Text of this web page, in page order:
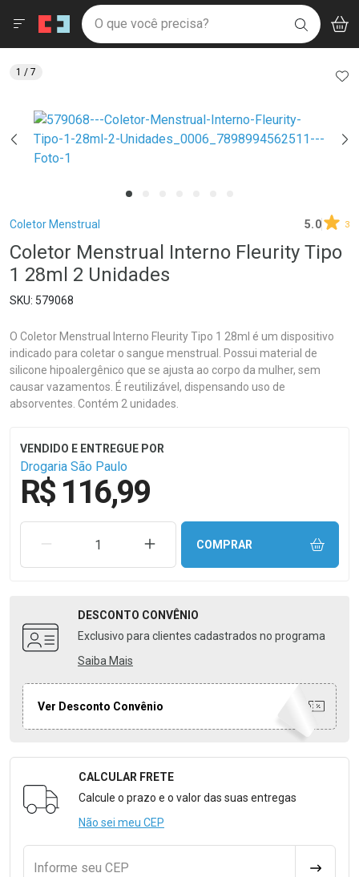
Drogaria São Paulo
Ir direto para a home
pela página
Ir direto para o conteúdo
Ir direto para a busca
Ir direto para a conta
Ir direto para a notificações
Ir direto para o carrinho
Ir direto para o menu
Faça a sua busca
O que você precisa? BUSCAR
Menu
Breadcrumb
Coletor Menstrual 5.0 3
Coletor Menstrual Interno Fleurity Tipo
1 28ml 2 Unidades
579068
O Coletor Menstrual Interno Fleurity Tipo 1 28ml é um dispositivo
indicado para coletar o sangue menstrual. Possui material de
silicone hipoalergênico que se ajusta ao corpo da mulher, sem
causar vazamentos. É reutilizável, dispensando uso de
absorventes. Contém 2 unidades.
Drogaria São Paulo
R$ 116,99
REMOVER UMA UNIDADEAUMENTAR UMA UNIDADE
COMPRAR
DESCONTO CONVÊNIO
Exclusivo para clientes cadastrados no programa
Saiba Mais
Ver Desconto Convênio
Formulário para Calcular o Frete
CALCULAR FRETE
Calcule o prazo e o valor das suas entregas
Não sei meu CEP
Informe seu CEP
1 / 7